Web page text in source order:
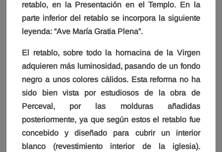
retablo, en la Presentación en el Templo. En la
parte inferior del retablo se incorpora la siguiente
leyenda: “Ave María Gratia Plena”.
El retablo, sobre todo la hornacina de la Virgen
adquieren más luminosidad, pasando de un fondo
negro a unos colores cálidos. Esta reforma no ha
sido bien vista por estudiosos de la obra de
Perceval, por las molduras añadidas
posteriormente, ya que según estos el retablo fue
concebido y diseñado para cubrir un interior
blanco (revestimiento interior de la iglesia).